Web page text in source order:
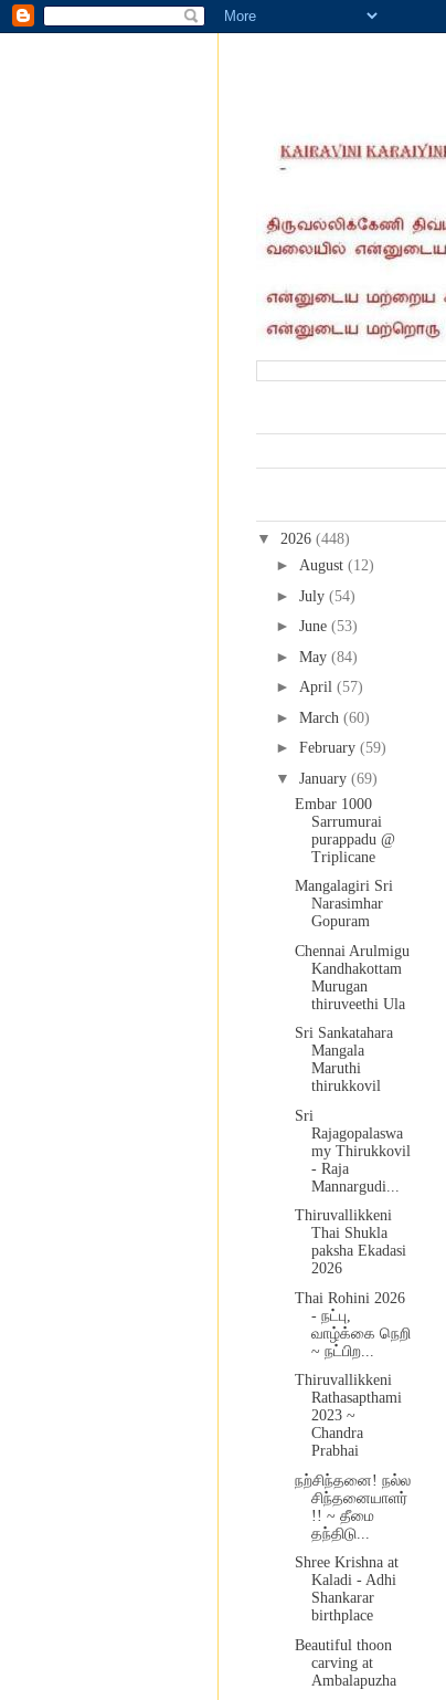
▼ 2026 (448)
► August (12)
► July (54)
► June (53)
► May (84)
► April (57)
► March (60)
► February (59)
▼ January (69)
Embar 1000
Sarrumurai
purappadu @
Triplicane
Mangalagiri Sri
Narasimhar
Gopuram
Chennai Arulmigu
Kandhakottam
Murugan
thiruveethi Ula
Sri Sankatahara
Mangala
Maruthi
thirukkovil
Sri
Rajagopalaswa
my Thirukkovil
- Raja
Mannargudi...
Thiruvallikkeni
Thai Shukla
paksha Ekadasi
2026
Thai Rohini 2026
- நட்பு,
வாழ்க்கை நெறி
~ நட்பிற...
Thiruvallikkeni
Rathasapthami
2023 ~
Chandra
Prabhai
நற்சிந்தனை! நல்ல
சிந்தனையாளர்
!! ~ தீமை
தந்திடு...
Shree Krishna at
Kaladi - Adhi
Shankarar
birthplace
Beautiful thoon
carving at
Ambalapuzha